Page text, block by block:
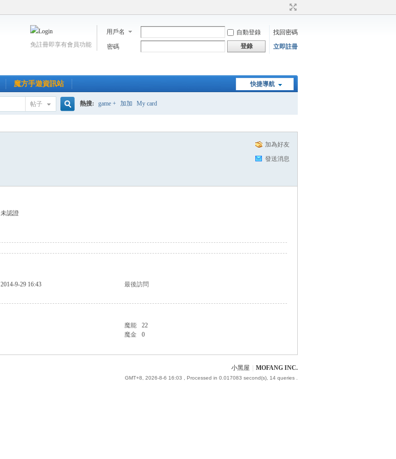
用戶名 自動登錄
找回密碼
密碼
登錄 立即註冊
免註冊即享有會員功能
快捷導航
魔方手遊資訊站
帖子 熱搜: game + 加加 My card
加為好友
發送消息
未認證
2014-9-29 16:43
最後訪問
魔能
22
魔金 0
小黑屋 MOFANG INC.
GMT+8, 2026-8-6 16:03 , Processed in 0.017083 second(s), 14 queries .